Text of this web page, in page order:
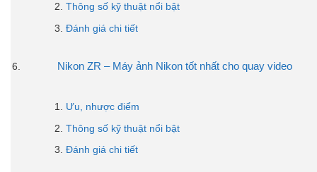
Thông số kỹ thuật nổi bật
Đánh giá chi tiết
Nikon ZR – Máy ảnh Nikon tốt nhất cho quay video
Ưu, nhược điểm
Thông số kỹ thuật nổi bật
Đánh giá chi tiết